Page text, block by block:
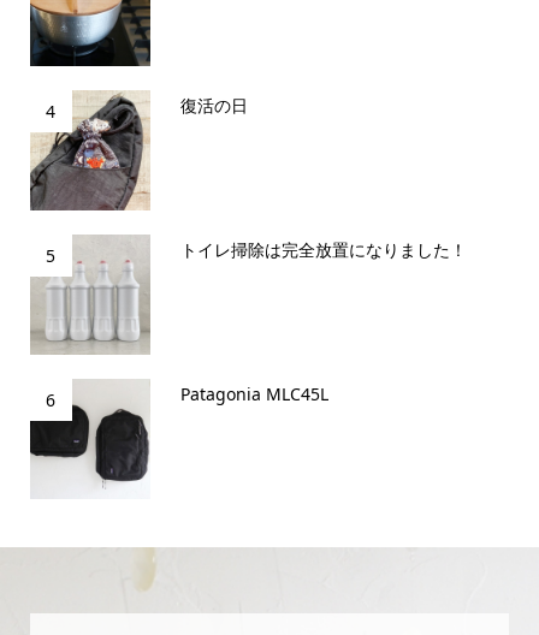
4 復活の日
5 トイレ掃除は完全放置になりました！
6 Patagonia MLC45L